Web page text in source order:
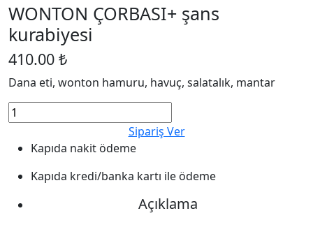
WONTON ÇORBASI+ şans
kurabiyesi
410.00 ₺
Dana eti, wonton hamuru, havuç, salatalık, mantar
Sipariş Ver
Kapıda nakit ödeme
Kapıda kredi/banka kartı ile ödeme
Açıklama